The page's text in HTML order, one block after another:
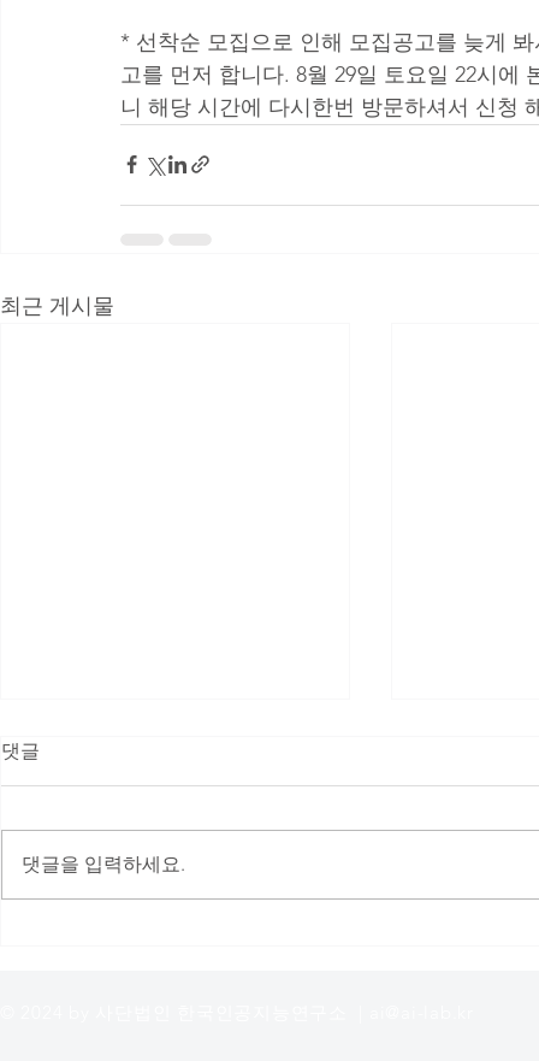
* 선착순 모집으로 인해 모집공고를 늦게
고를 먼저 합니다. 8월 29일 토요일 22시에
니 해당 시간에 다시한번 방문하셔서 신청
최근 게시물
댓글
댓글을 입력하세요.